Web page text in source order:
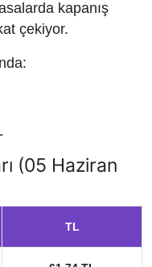
kapanış
çekiyor.
(05 Haziran
TL